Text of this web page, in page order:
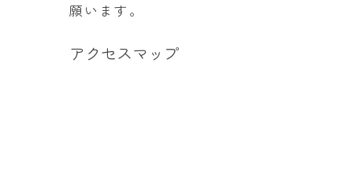
願います。
アクセスマップ